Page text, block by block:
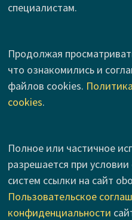
специалистам.
Продолжая
что ознакомились и
файлов cookies.
cookies.
Полное или частичное
разрешается при
систем ссылки на сайт
Пользовательское
конфиденциальности